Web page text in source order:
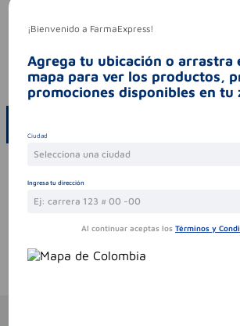
tipo de producto cremas
Aviso legal
codigo invima nsoc11747-22co
Por favor, inicie sesión para escribir
Sin comentarios.
¡Bienvenido a FarmaExpress!
Agrega tu ubicación o arrastra
mapa para ver los productos,
promociones disponibles en tu
Ciudad
Selecciona una ciudad
Ingresa tu dirección
Al continuar aceptas los Términos y